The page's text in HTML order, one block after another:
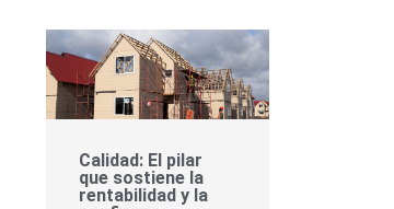
Calidad: El pilar
que sostiene la
rentabilidad y la